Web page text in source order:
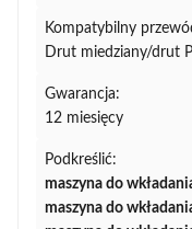
Kompatybilny
Drut miedziany/drut
Gwarancja:
12 miesięcy
Podkreślić:
maszyna do
maszyna do